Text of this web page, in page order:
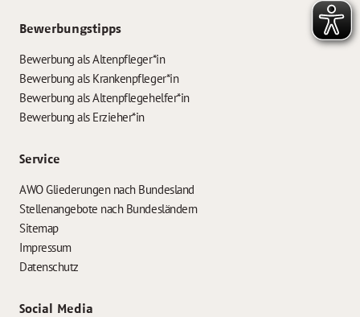
Bewerbungstipps
Bewerbung als Altenpfleger*in
Bewerbung als Krankenpfleger*in
Bewerbung als Altenpflegehelfer*in
Bewerbung als Erzieher*in
Service
AWO Gliederungen nach Bundesland
Stellenangebote nach Bundesländern
Sitemap
Impressum
Datenschutz
Social Media